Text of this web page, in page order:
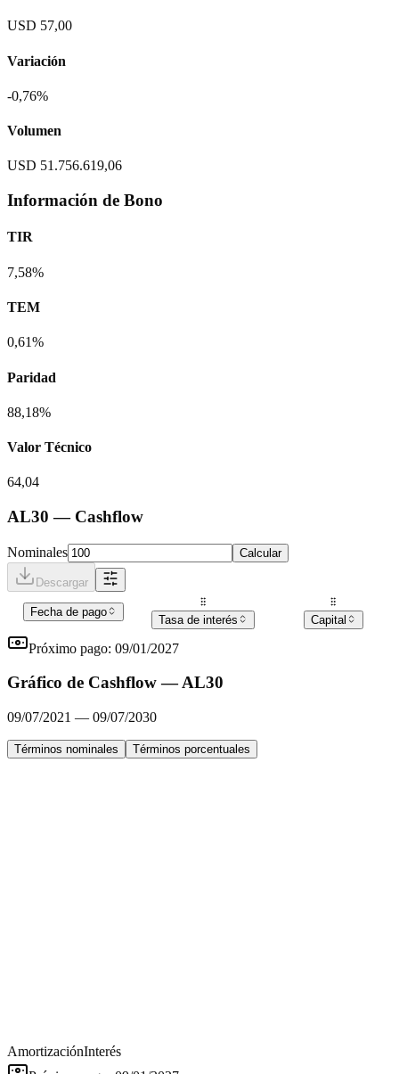
USD 57,00
Variación
-0,76%
Volumen
USD 51.756.619,06
Información de Bono
TIR
7,58%
TEM
0,61%
Paridad
88,18%
Valor Técnico
64,04
AL30 — Cashflow
Nominales Calcular
Descargar
Fecha de pago
Tasa de interés Capital
Próximo pago: 09/01/2027
Gráfico de Cashflow —AL30
09/07/2021 — 09/07/2030
Términos nominales Términos porcentuales
AmortizaciónInterés